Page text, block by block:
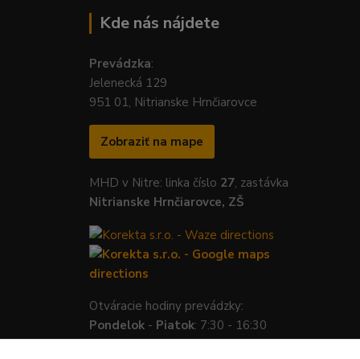
Kde nás nájdete
Prevádzka:
Jelenecká 129
951 01, Nitrianske Hrnčiarovce
Zobraziť na mape
MHD v Nitre: linka číslo 27, zastávka
Nitrianske Hrnčiarovce, ZŠ
Otváracie hodiny prevádzky:
Pondelok - Piatok: 7:30 - 16:30